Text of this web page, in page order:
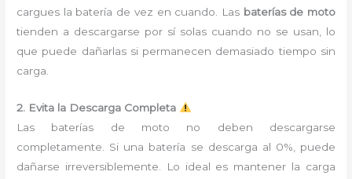
cargues la batería de vez en cuando. Las baterías de moto
tienden a descargarse por sí solas cuando no se usan, lo
que puede dañarlas si permanecen demasiado tiempo sin
carga.
2. Evita la Descarga Completa
Las baterías de moto no deben descargarse
completamente. Si una batería se descarga al 0%, puede
dañarse irreversiblemente. Lo ideal es mantener la carga